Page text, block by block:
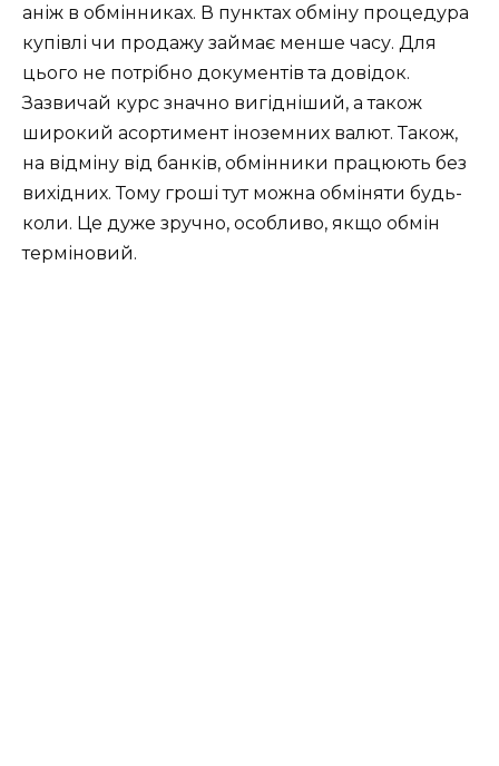
аніж в обмінниках. В пунктах обміну процедура
купівлі чи продажу займає менше часу. Для
цього не потрібно документів та довідок.
Зазвичай курс значно вигідніший, а також
широкий асортимент іноземних валют. Також,
на відміну від банків, обмінники працюють без
вихідних. Тому гроші тут можна обміняти будь-
коли. Це дуже зручно, особливо, якщо обмін
терміновий.